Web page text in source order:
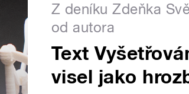
Z deníku Zdeňka
od autora
Text
visel jako